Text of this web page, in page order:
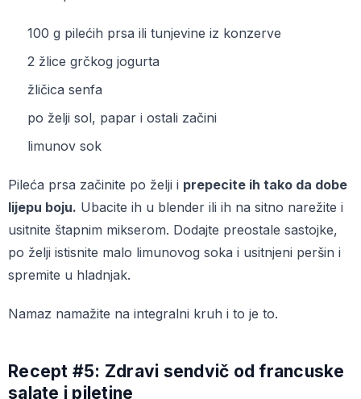
100 g pilećih prsa ili tunjevine iz konzerve
2 žlice grčkog jogurta
žličica senfa
po želji sol, papar i ostali začini
limunov sok
Pileća prsa začinite po želji i prepecite ih tako da dobe
lijepu boju. Ubacite ih u blender ili ih na sitno narežite i
usitnite štapnim mikserom. Dodajte preostale sastojke,
po želji istisnite malo limunovog soka i usitnjeni peršin i
spremite u hladnjak.
Namaz namažite na integralni kruh i to je to.
Recept #5: Zdravi sendvič od francuske
salate i piletine